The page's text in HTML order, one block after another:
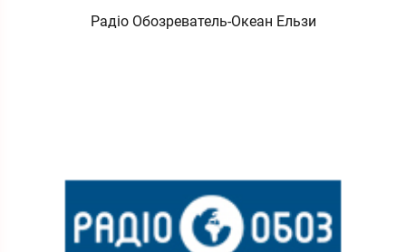
Радіо Обозреватель-Океан Ельзи